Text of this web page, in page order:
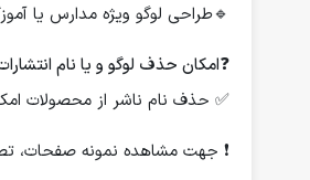
🔹طراحی لوگو ویژه مدارس یا
❓امکان حذف لوگو و یا نام
✅ حذف نام ناشر از محصولات
❗️ جهت مشاهده نمونه صفحات،